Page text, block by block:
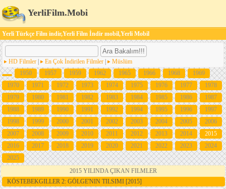
YerliFilm.Mobi
Yerli Türkçe Film indir,Yerli Film İndir mobil,Yerli Mobil
HD Filmler En Çok İndirilen Filmler
Müslüm
1950
1957 1959 1962 1965 1966 1968
1969
1970
1971 1972 1973 1974 1975 1976 1977
1978
1979
1980 1981 1982 1983 1984 1985 1986
1987
1988
1989 1990 1991 1992 1994 1995 1996
1997
1998
1999 2000 2001 2002 2003 2004 2005
2006
2007
2008 2009 2010 2011 2012 2013 2014
2015
2016
2017 2018 2019 2020 2021 2022 2023
2024
2025
2015 YILINDA ÇIKAN FILMLER
KÖSTEBEKGILLER 2: GÖLGE'NIN TILSIMI [2015]